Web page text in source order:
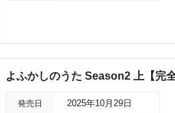
よふかしのうた Season2 上【完
発売日 2025年10月29日